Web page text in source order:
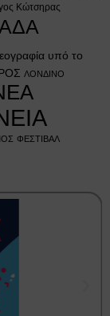
Κώτσηρας
υπό το
ΛΟΝΔΙΝΟ
ΦΕΣΤΙΒΑΛ